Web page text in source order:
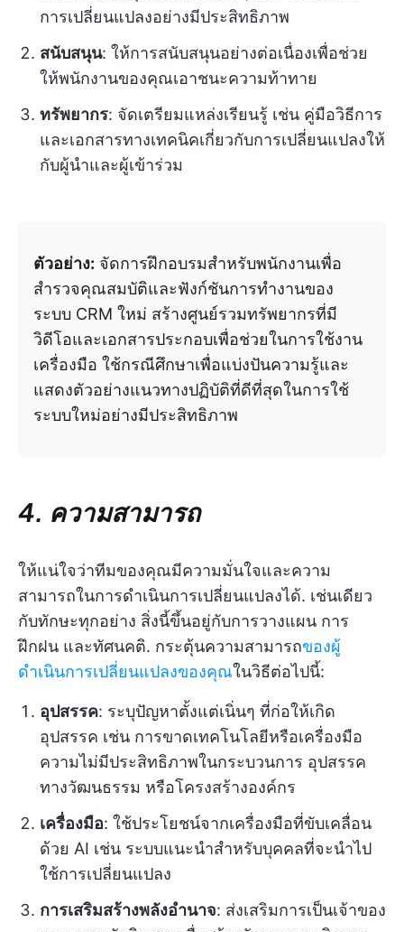
การเปลี่ยนแปลงอย่างมีประสิทธิภาพ
สนับสนุน: ให้การสนับสนุนอย่างต่อเนื่องเพื่อช่วย
ให้พนักงานของคุณเอาชนะความท้าทาย
ทรัพยากร: จัดเตรียมแหล่งเรียนรู้ เช่น คู่มือวิธีการ
และเอกสารทางเทคนิคเกี่ยวกับการเปลี่ยนแปลงให้
กับผู้นำและผู้เข้าร่วม
ตัวอย่าง: จัดการฝึกอบรมสำหรับพนักงานเพื่อ
สำรวจคุณสมบัติและฟังก์ชันการทำงานของ
ระบบ CRM ใหม่ สร้างศูนย์รวมทรัพยากรที่มี
วิดีโอและเอกสารประกอบเพื่อช่วยในการใช้งาน
เครื่องมือ ใช้กรณีศึกษาเพื่อแบ่งปันความรู้และ
แสดงตัวอย่างแนวทางปฏิบัติที่ดีที่สุดในการใช้
ระบบใหม่อย่างมีประสิทธิภาพ
4. ความสามารถ
ให้แน่ใจว่าทีมของคุณมีความมั่นใจและความ
สามารถในการดำเนินการเปลี่ยนแปลงได้. เช่นเดียว
กับทักษะทุกอย่าง สิ่งนี้ขึ้นอยู่กับการวางแผน การ
ฝึกฝน และทัศนคติ. กระตุ้นความสามารถของผู้
ดำเนินการเปลี่ยนแปลงของคุณในวิธีต่อไปนี้:
อุปสรรค: ระบุปัญหาตั้งแต่เนิ่นๆ ที่ก่อให้เกิด
อุปสรรค เช่น การขาดเทคโนโลยีหรือเครื่องมือ
ความไม่มีประสิทธิภาพในกระบวนการ อุปสรรค
ทางวัฒนธรรม หรือโครงสร้างองค์กร
เครื่องมือ: ใช้ประโยชน์จากเครื่องมือที่ขับเคลื่อน
ด้วย AI เช่น ระบบแนะนำสำหรับบุคคลที่จะนำไป
ใช้การเปลี่ยนแปลง
การเสริมสร้างพลังอำนาจ: ส่งเสริมการเป็นเจ้าของ